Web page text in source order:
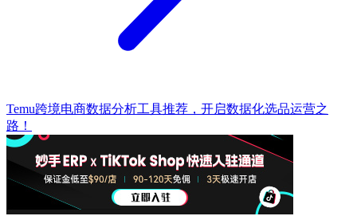
Temu跨境电商数据分析工具推荐，开启数据化选品运营之
路！